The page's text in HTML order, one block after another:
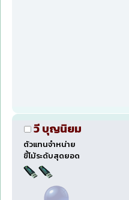
วี บุญนิยม
ตัวแทนจำหน่าย
ขี้โม้ระดับสุดยอด